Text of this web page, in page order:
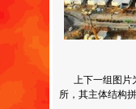
上下一组图片
所，其主体结构